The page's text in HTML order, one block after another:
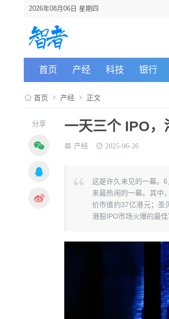
2026年08月06日 星期四
首页 产经 科技 银行
首页 产经 正文
分享 一天三个 IPO，
产经 2025-06-26
这是许久未见的一幕。
来最热闹的一幕。其中
价市值约37亿港元；圣
港股IPO市场火爆的最佳